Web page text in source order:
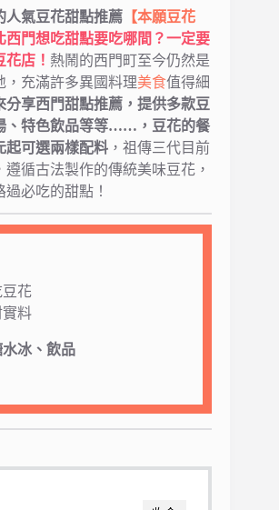
人氣豆花甜點推薦 【本願豆花
西門想吃甜點要吃哪間？一定要
店！ 熱鬧的西門町至今仍然是
，充滿許多異國料理美食值得細
分享西門甜點推薦，提供多款豆
、特色飲品等等……，豆花的餐
起可選兩樣配料 ，祖傳三代目前
循古法製作的傳統美味豆花，
必吃的甜點！
豆花
料
水冰、飲品